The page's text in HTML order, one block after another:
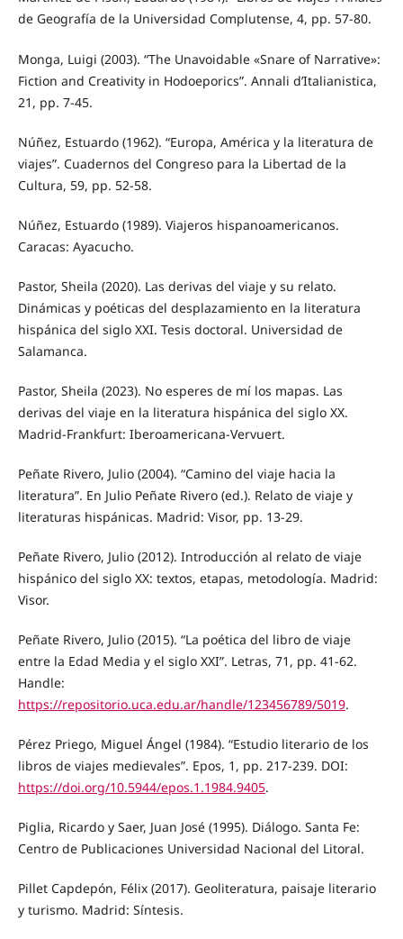
de Geografía de la Universidad Complutense, 4, pp. 57-80.
Monga, Luigi (2003). “The Unavoidable «Snare of Narrative»:
Fiction and Creativity in Hodoeporics”. Annali d’Italianistica,
21, pp. 7-45.
Núñez, Estuardo (1962). “Europa, América y la literatura de
viajes”. Cuadernos del Congreso para la Libertad de la
Cultura, 59, pp. 52-58.
Núñez, Estuardo (1989). Viajeros hispanoamericanos.
Caracas: Ayacucho.
Pastor, Sheila (2020). Las derivas del viaje y su relato.
Dinámicas y poéticas del desplazamiento en la literatura
hispánica del siglo XXI. Tesis doctoral. Universidad de
Salamanca.
Pastor, Sheila (2023). No esperes de mí los mapas. Las
derivas del viaje en la literatura hispánica del siglo XX.
Madrid-Frankfurt: Iberoamericana-Vervuert.
Peñate Rivero, Julio (2004). “Camino del viaje hacia la
literatura”. En Julio Peñate Rivero (ed.). Relato de viaje y
literaturas hispánicas. Madrid: Visor, pp. 13-29.
Peñate Rivero, Julio (2012). Introducción al relato de viaje
hispánico del siglo XX: textos, etapas, metodología. Madrid:
Visor.
Peñate Rivero, Julio (2015). “La poética del libro de viaje
entre la Edad Media y el siglo XXI”. Letras, 71, pp. 41-62.
Handle:
https://repositorio.uca.edu.ar/handle/123456789/5019.
Pérez Priego, Miguel Ángel (1984). “Estudio literario de los
libros de viajes medievales”. Epos, 1, pp. 217-239. DOI:
https://doi.org/10.5944/epos.1.1984.9405.
Piglia, Ricardo y Saer, Juan José (1995). Diálogo. Santa Fe:
Centro de Publicaciones Universidad Nacional del Litoral.
Pillet Capdepón, Félix (2017). Geoliteratura, paisaje literario
y turismo. Madrid: Síntesis.